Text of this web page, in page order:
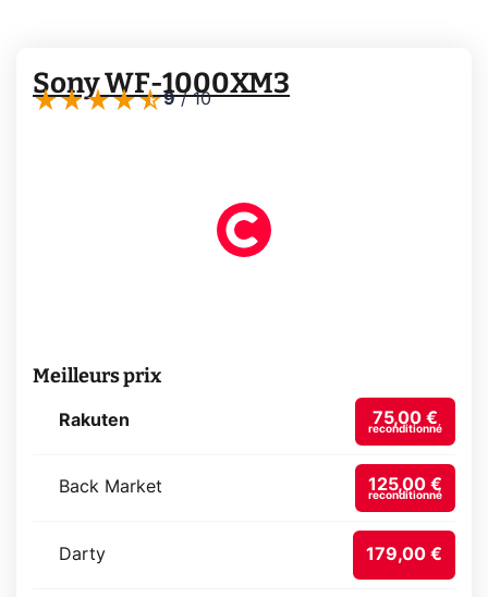
Sony WF-1000XM3
9/10
Meilleurs prix
Rakuten 75,00 €
reconditionné
Back Market 125,00 €
reconditionné
Darty 179,00 €